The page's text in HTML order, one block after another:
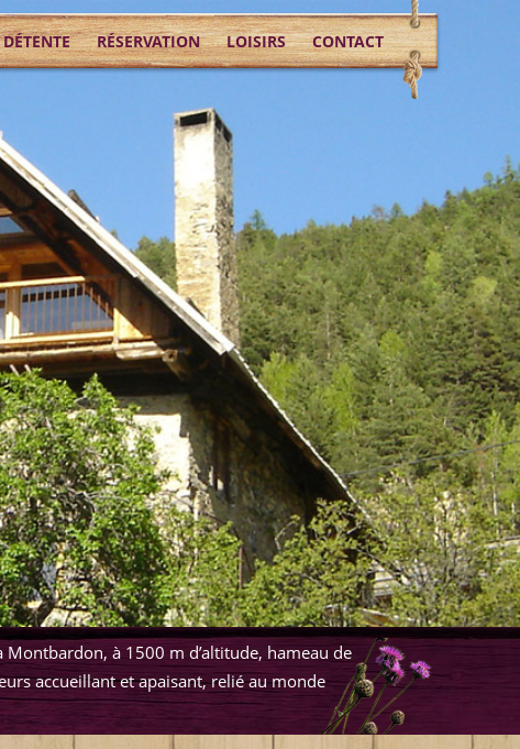
RÉSERVATION LOISIRS CONTACT
Montbardon, à 1500 m d’altitude, hameau de
accueillant et apaisant, relié au monde